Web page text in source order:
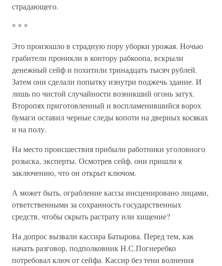
страдающего.
* * *
Это произошло в страдную пору уборки урожая. Ночью
грабители проникли в контору рабкоопа, вскрыли
денежный сейф и похитили тринадцать тысяч рублей.
Затем они сделали попытку изнутри поджечь здание. И
лишь по чистой случайности возникший огонь затух.
Второпях приготовленный и воспламенившийся ворох
бумаги оставил черные следы копоти на дверных косяках
и на полу.
На место происшествия прибыли работники уголовного
розыска, эксперты. Осмотрев сейф, они пришли к
заключению, что он открыт ключом.
А может быть, ограбление кассы инсценировано лицами,
ответственными за сохранность государственных
средств, чтобы скрыть растрату или хищение?
На допрос вызвали кассира Батырова. Перед тем, как
начать разговор, подполковник Н.С.Погнеребко
потребовал ключ от сейфа. Кассир без тени волнения